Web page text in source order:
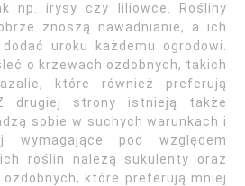
np. irysy czy liliowce. Rośliny
znoszą nawadnianie, a ich
uroku każdemu ogrodowi.
o krzewach ozdobnych, takich
które również preferują
drugiej strony istnieją także
sobie w suchych warunkach i
wymagające pod względem
roślin należą sukulenty oraz
które preferują mniej